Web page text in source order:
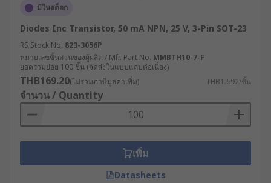
มีในสต็อก
Diodes Inc Transistor, 50 mA NPN, 25 V, 3-Pin SOT-23
RS Stock No. 823-3056P
หมายเลขชิ้นส่วนของผู้ผลิต / Mfr. Part No. MMBTH10-7-F
ยอดรวมย่อย 100 ชิ้น (จัดส่งในแบบแถบต่อเนื่อง)
THB169.20(ไม่รวมภาษีมูลค่าเพิ่ม) THB1.692/ชิ้น
จำนวน / Quantity
เพิ่ม
Datasheets